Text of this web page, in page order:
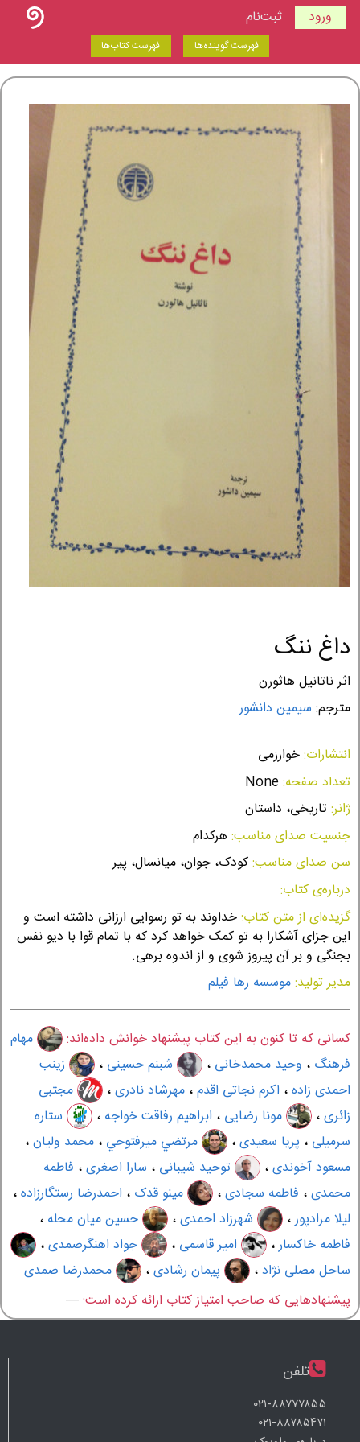
ورود ثبت‌نام
فهرست گوینده‌ها فهرست کتاب‌ها
داغ ننگ
اثر ناتانیل هاثورن
مترجم: سیمین دانشور
انتشارات:خوارزمی
تعداد صفحه:
ژانر:تاریخی، داستان
جنسیت صدای مناسب: هرکدام
سن صدای مناسب:کودک، جوان، میانسال، پیر
درباره‌ی کتاب:
گزیده‌ای از متن کتاب:خداوند به تو رسوایی ارزانی داشته است و
این جزای آشکارا به تو کمک خواهد کرد که با تمام قوا با دیو نفس
بجنگی و بر آن پیروز شوی و از اندوه برهی.
مدیر تولید:موسسه رها فیلم
کسانی که تا کنون به این کتاب پیشنهاد خوانش داده‌اند:
مهام
فرهنگ ، وحید محمدخانی ، شبنم حسینی ،
زینب
احمدی زاده، اکرم نجاتی اقدم، مهرشاد نادری،
مجتبی
زائری، مونا رضایی ، ابراهیم رفاقت خواجه ،
ستاره
سرمیلی ، پریا سعیدی، مرتضي ميرفتوحي ، محمد ولیان،
مسعود آخوندی، توحید شیبانی ، سارا اصغری، فاطمه
محمدی، فاطمه سجادی، مینو قدک ، احمدرضا رستگارزاده،
لیلا مرادپور، شهرزاد احمدی، حسین میان محله ،
فاطمه خاکسار، امیر قاسمی ، جواد اهنگرصمدی،
ساحل مصلی نژاد، پیمان رشادی،
محمدرضا صمدی
پیشنهادهایی که صاحب امتیاز کتاب ارائه کرده است:—
تلفن
۰۲۱-۸۸۷۷۷۸۵۵
۰۲۱-۸۸۷۸۵۴۷۱